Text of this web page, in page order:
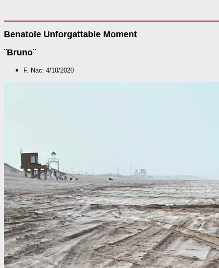
Benatole Unforgattable Moment
¨Bruno¨
F. Nac: 4/10/2020